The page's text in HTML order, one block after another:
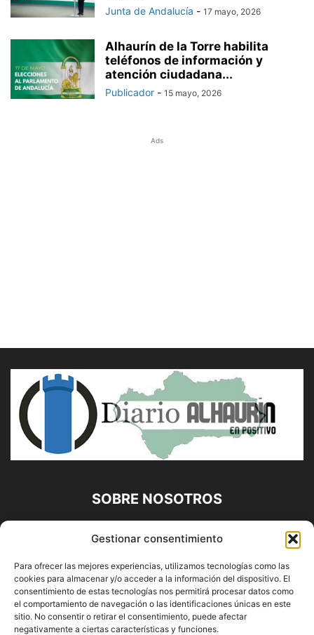
Gestionar consentimiento
Para ofrecer las mejores experiencias, utilizamos tecnologías como las
cookies para almacenar y/o acceder a la información del dispositivo. El
consentimiento de estas tecnologías nos permitirá procesar datos como
el comportamiento de navegación o las identificaciones únicas en este
sitio. No consentir o retirar el consentimiento, puede afectar
negativamente a ciertas características y funciones.
Junta de Andalucía - 17 mayo, 2026
Alhaurín de la Torre habilita
teléfonos de información y
atención ciudadana...
Publicador - 15 mayo, 2026
Ads
SOBRE NOSOTROS
Diario Alhaurín (www.alhaurindelatorre.com) Propiedad de
Francisco E. López López | 639 95 71 95 | Noticias de
Alhaurín de la Torre, Málaga y Provincia|
Contáctanos:info@alhaurindelatorre.com
SÍGUENOS